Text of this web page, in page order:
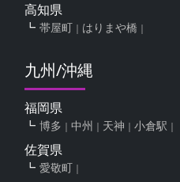
高知県
帯屋町 はりまや橋
九州/沖縄
福岡県
博多 中州 天神 小倉駅
佐賀県
愛敬町